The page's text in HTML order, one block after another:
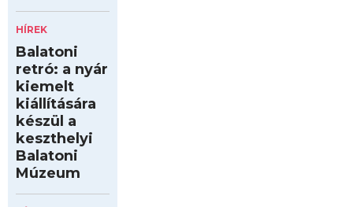
HÍREK
Balatoni
retró: a nyár
kiemelt
kiállítására
készül a
keszthelyi
Balatoni
Múzeum